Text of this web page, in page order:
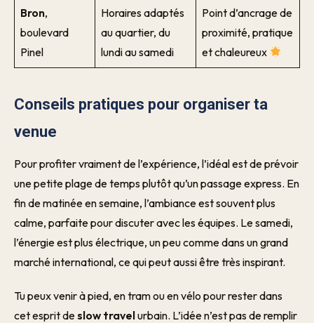
Bron,
boulevard
Pinel
Horaires adaptés
au quartier, du
lundi au samedi
Point d’ancrage de
proximité, pratique
et chaleureux
Conseils pratiques pour organiser ta
venue
Pour profiter vraiment de l’expérience, l’idéal est de prévoir
une petite plage de temps plutôt qu’un passage express. En
fin de matinée en semaine, l’ambiance est souvent plus
calme, parfaite pour discuter avec les équipes. Le samedi,
l’énergie est plus électrique, un peu comme dans un grand
marché international, ce qui peut aussi être très inspirant.
Tu peux venir à pied, en tram ou en vélo pour rester dans
cet esprit deslow travelurbain. L’idée n’est pas de remplir